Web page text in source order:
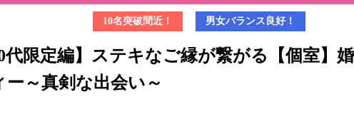
10名突破間近！ 男女バランス良好！
代限定編】ステキなご縁が繋がる【個室】
ー～真剣な出会い～